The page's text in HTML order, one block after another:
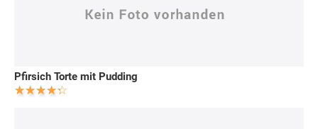
Pfirsich Torte mit Pudding